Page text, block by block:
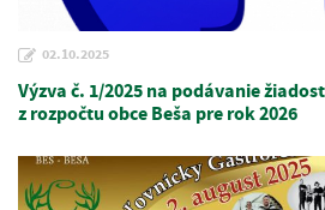
02.10.2025
Výzva č. 1/2025 na podávanie
z rozpočtu obce Beša pre rok 2026